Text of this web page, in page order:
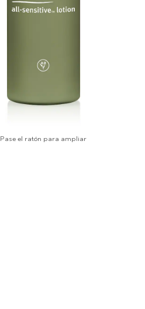
Pase el ratón para ampliar